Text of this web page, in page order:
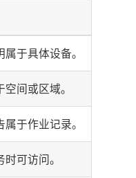
于具体设备。
间或区域。
于作业记录。
可访问。